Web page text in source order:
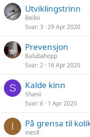
Utviklingstrinn
Beibii
Svar 3 29 Apr 2020
Prevensjon
Balubahopp
Svar 2 16 Apr 2020
S Kalde kinn
Shanii
Svar 6 1 Apr 2020
I På grensa til
ines8